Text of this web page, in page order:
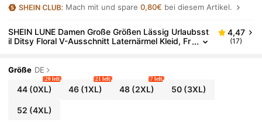
Mach mit und spare0,80€ bei diesem Artikel.
SHEIN LUNE Damen Große Größen Lässig Urlaubsst
il Ditsy Floral V-Ausschnitt Laternärmel Kleid, Fr
4,47
(17)
Größe DE
44(0XL)
20 left
46 (1XL)
21 left
48(2XL)
7 left
50(3XL)
52 (4XL)